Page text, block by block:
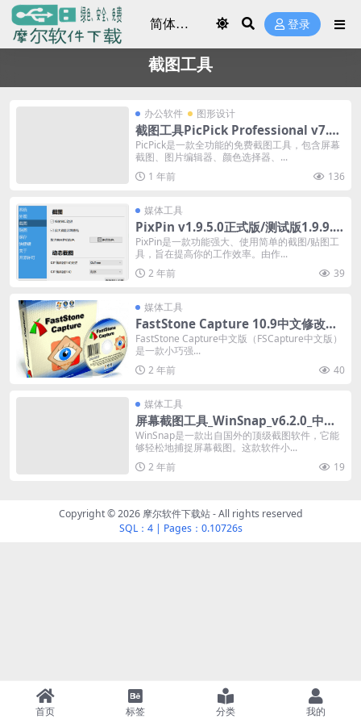
登录
截图工具
办公软件 图形设计
截图工具PicPick Professional v7.4.
0 中文修改绿色版
PicPick是一款全功能的免费截图工具，包含屏幕
截图、图片编辑器、颜色选择器、...
1 年前
136
媒体工具
PixPin v1.9.5.0正式版/测试版1.9.9.0
beta截图工具(贴图,长图,动图,文字识
别)
PixPin是一款功能强大、使用简单的截图/贴图工
具，旨在提高你的工作效率。由作...
2 年前
39
媒体工具
FastStone Capture 10.9中文修改绿
色便携版
FastStone Capture中文版（FSCapture中文版）
是一款小巧强...
2 年前
40
媒体工具
屏幕截图工具_WinSnap_v6.2.0_中文
修改版
WinSnap是一款出自国外的顶级截图软件，它能
够轻松地捕捉屏幕截图。这款软件小...
2 年前
19
Copyright © 2026 摩尔软件下载站- All rights reserved
SQL：4| Pages：0.10726s
首页 标签 分类 我的